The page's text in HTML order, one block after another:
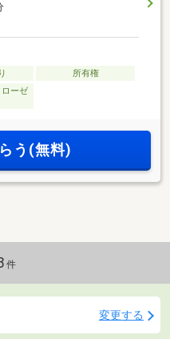
所有権
ーゼ
う(無料)
件
変更する